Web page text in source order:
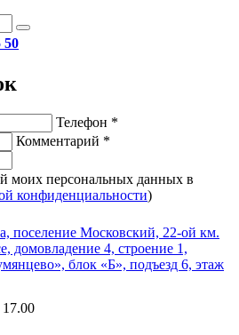
50
Телефон *
Комментарий *
моих персональных данных в
конфиденциальности)
поселение Московский, 22-ой км.
домовладение 4, строение 1,
блок «Б», подъезд 6, этаж